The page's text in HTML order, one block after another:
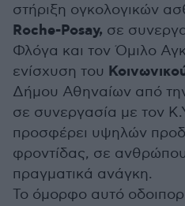
στήριξη ογκολογικών
Roche-Posay, σε
Φλόγα και τον Όμιλο
ενίσχυση του
Δήμου Αθηναίων από
σε συνεργασία με τον
προσφέρει υψηλών
φροντίδας, σε
πραγματικά ανάγκη.
Το όμορφο αυτό